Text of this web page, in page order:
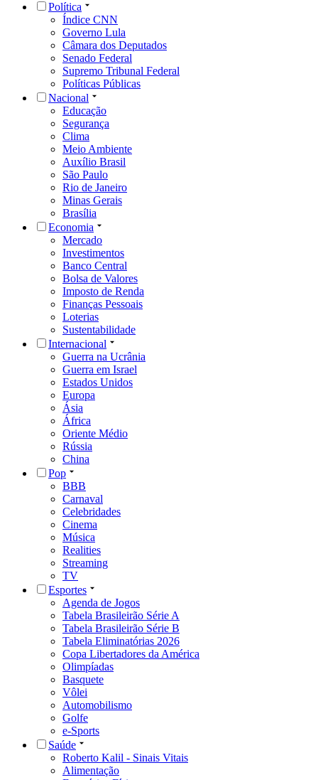
Política
Índice CNN
Governo Lula
Câmara dos Deputados
Senado Federal
Supremo Tribunal Federal
Políticas Públicas
Nacional
Educação
Segurança
Clima
Meio Ambiente
Auxílio Brasil
São Paulo
Rio de Janeiro
Minas Gerais
Brasília
Economia
Mercado
Investimentos
Banco Central
Bolsa de Valores
Imposto de Renda
Finanças Pessoais
Loterias
Sustentabilidade
Internacional
Guerra na Ucrânia
Guerra em Israel
Estados Unidos
Europa
Ásia
África
Oriente Médio
Rússia
China
Pop
BBB
Carnaval
Celebridades
Cinema
Música
Realities
Streaming
TV
Esportes
Agenda de Jogos
Tabela Brasileirão Série A
Tabela Brasileirão Série B
Tabela Eliminatórias 2026
Copa Libertadores da América
Olimpíadas
Basquete
Vôlei
Automobilismo
Golfe
e-Sports
Saúde
Roberto Kalil - Sinais Vitais
Alimentação